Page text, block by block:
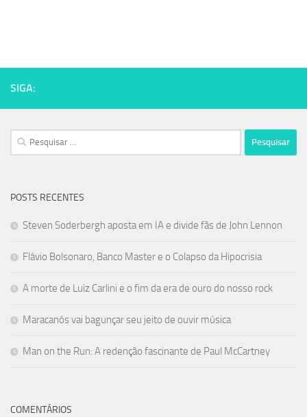
SIGA:
Pesquisar
por:
POSTS RECENTES
Steven Soderbergh aposta em IA e divide fãs de John Lennon
Flávio Bolsonaro, Banco Master e o Colapso da Hipocrisia
A morte de Luiz Carlini e o fim da era de ouro do nosso rock
Maracanós vai bagunçar seu jeito de ouvir música
Man on the Run: A redenção fascinante de Paul McCartney
COMENTÁRIOS